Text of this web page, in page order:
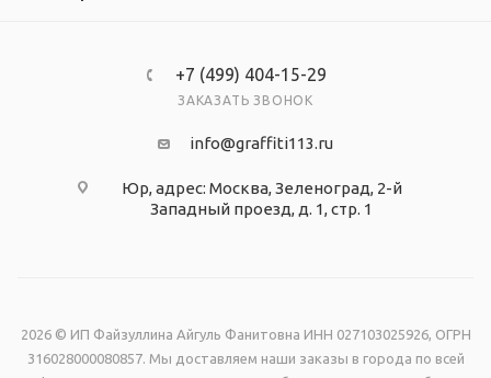
+7 (499) 404-15-29
ЗАКАЗАТЬ ЗВОНОК
info@graffiti113.ru
Юр, адрес: Москва, Зеленоград, 2-й
Западный проезд, д. 1, стр. 1
2026 © ИП Файзуллина Айгуль Фанитовна ИНН 027103025926, ОГРН
316028000080857. Мы доставляем наши заказы в города по всей